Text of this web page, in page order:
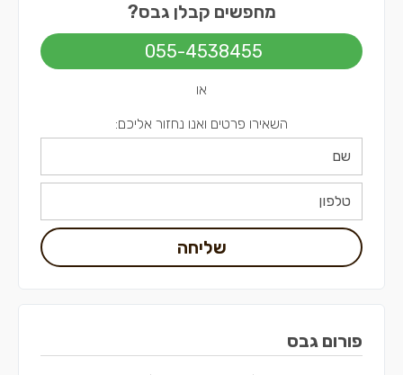
מחפשים קבלן גבס?
055-4538455
או
השאירו פרטים ואנו נחזור אליכם:
שליחה
פורום גבס